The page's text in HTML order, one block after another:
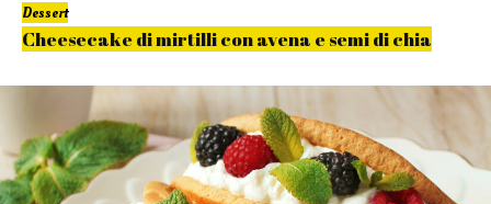
Dessert
Cheesecake di mirtilli con avena e semi di chia